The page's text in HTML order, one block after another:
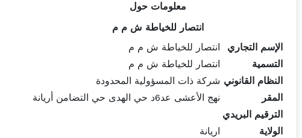
معلومات حول
انتصار للخياطة ش م م
الإسم التجاري
انتصار للخياطة ش م م
التسمية
انتصار للخياطة ش م م
النظام القانوني شركة ذات المسؤولية المحدودة
المقر
نهج الأعشى عد6د حي الهدى حي التضامن أريانة
الترقيم البريدي
الولاية
اريانة